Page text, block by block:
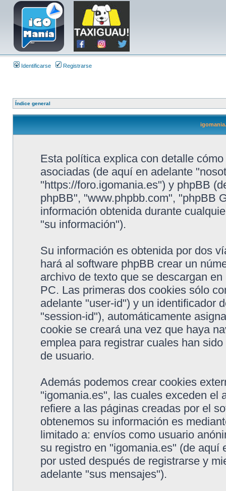
Identificarse Registrarse
Índice general
Esta política explica con detalle
asociadas (de aquí en adelante
"https://foro.igomania.es") y phpBB
phpBB", "www.phpbb.com", "phpBB
información obtenida durante
"su información").
Su información es obtenida por dos
hará al software phpBB crear un
archivo de texto que se descargan
PC. Las primeras dos cookies sólo
adelante "user-id") y un identificador
"session-id"), automáticamente
cookie se creará una vez que haya
emplea para registrar cuales han
de usuario.
Además podemos crear cookies
"igomania.es", las cuales exceden el
refiere a las páginas creadas por el
obtenemos su información es
limitado a: envíos como usuario
su registro en "igomania.es" (de aquí
por usted después de registrarse y
adelante "sus mensajes").